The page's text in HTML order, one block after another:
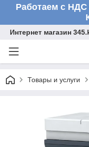
Работаем с НДС
Интернет магазин
Товары и услуги